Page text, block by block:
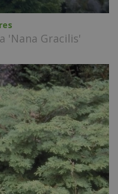
'Nana Gracilis'